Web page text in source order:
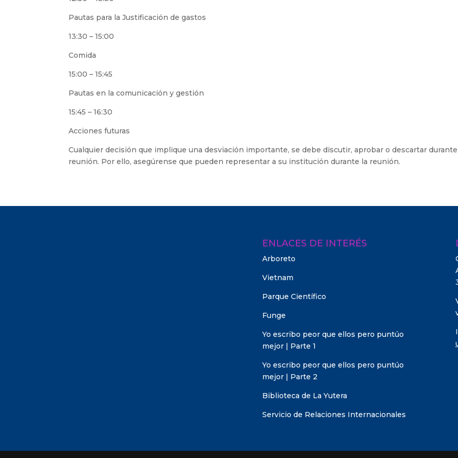
Pautas para la Justificación de gastos
13:30 – 15:00
Comida
15:00 – 15:45
Pautas en la comunicación y gestión
15:45 – 16:30
Acciones futuras
Cualquier decisión que implique una desviación importante, se debe discutir, aprobar o descartar
reunión. Por ello, asegúrense que pueden representar a su institución durante la reunión.
ENLACES DE INTERÉS
Arboreto
Vietnam
Parque Científico
Funge
Yo escribo peor que ellos pero puntúo
mejor | Parte 1
Yo escribo peor que ellos pero puntúo
mejor | Parte 2
Biblioteca de La Yutera
Servicio de Relaciones Internacionales